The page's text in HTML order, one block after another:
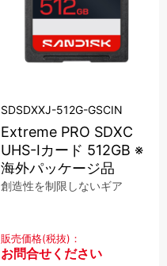
SDSDXXJ-512G-GSCIN
Extreme PRO SDXC
UHS-Iカード 512GB ※
海外パッケージ品
創造性を制限しないギア
販売価格(税抜)：
お問合せください